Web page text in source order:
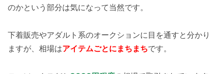
のかという部分は気になって当然です。
下着販売やアダルト系のオークションに目を通すと分かり
ますが、相場はアイテムごとにまちまちです。